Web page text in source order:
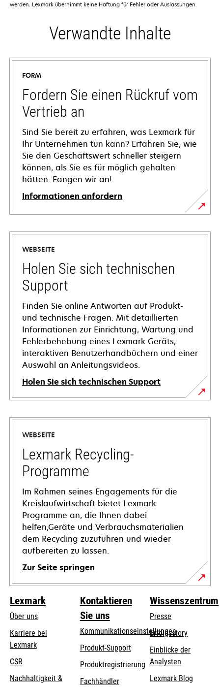
werden. Lexmark übernimmt keine Haftung für Fehler oder Auslassungen.
Verwandte Inhalte
FORM
Fordern Sie einen Rückruf vom
Vertrieb an
Sind Sie bereit zu erfahren, was Lexmark für
Ihr Unternehmen tun kann? Erfahren Sie, wie
Sie den Geschäftswert schneller steigern
können, als Sie es für möglich gehalten
hätten. Fangen wir an!
Informationen anfordern
WEBSEITE
Holen Sie sich technischen
Support
Finden Sie online Antworten auf Produkt-
und technische Fragen. Mit detaillierten
Informationen zur Einrichtung, Wartung und
Fehlerbehebung eines Lexmark Geräts,
interaktiven Benutzerhandbüchern und einer
Auswahl an Anleitungsvideos.
Holen Sie sich technischen Support
wird
in
neuen
Registerkarte
geöffnet
WEBSEITE
Lexmark Recycling-
Programme
Im Rahmen seines Engagements für die
Kreislaufwirtschaft bietet Lexmark
Programme an, die Ihnen dabei
helfen,Geräte und Verbrauchsmaterialien
dem Recycling zuzuführen und wieder
aufbereiten zu lassen.
Zur Seite springen
Lexmark
Über uns
Karriere bei
Lexmark
CSR
Nachhaltigkeit &
Kontaktieren
Sie uns
Kommunikationseinstellungen
wird
in
einer
neuen
Produkt-Supportwird
einer
neuen
Produktregistrierung
Fachhändler
Wissenszentrum
Presse
Erfolgsstory
Einblicke der
Analysten
Lexmark Blog